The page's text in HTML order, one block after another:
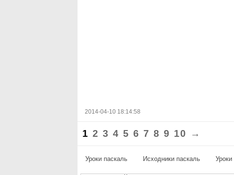
2014-04-10 18:14:58
1 2 3 4 5 6 7 8 9 10 →
Уроки паскаль Исходники паскаль Уроки